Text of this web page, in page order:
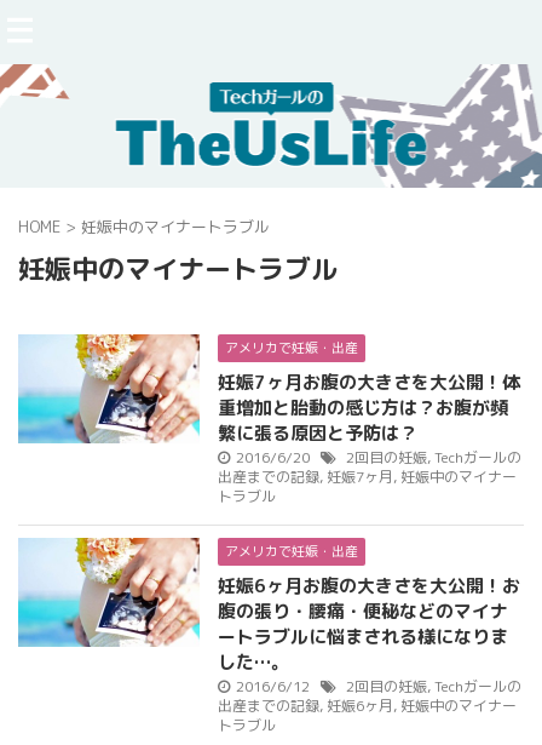
HOME > 妊娠中のマイナートラブル
妊娠中のマイナートラブル
アメリカで妊娠・出産
妊娠7ヶ月お腹の大きさを大公開！体
重増加と胎動の感じ方は？お腹が頻
繁に張る原因と予防は？
2016/6/20 2回目の妊娠,Techガールの
出産までの記録, 妊娠7ヶ月, 妊娠中のマイナー
トラブル
アメリカで妊娠・出産
妊娠6ヶ月お腹の大きさを大公開！お
腹の張り・腰痛・便秘などのマイナ
ートラブルに悩まされる様になりま
した…。
2016/6/12 2回目の妊娠,Techガールの
出産までの記録, 妊娠6ヶ月, 妊娠中のマイナー
トラブル